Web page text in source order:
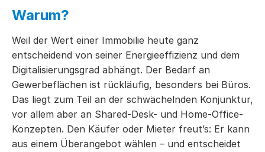
Warum?
Weil der Wert einer Immobilie heute ganz
entscheidend von seiner Energieeffizienz und dem
Digitalisierungsgrad abhängt. Der Bedarf an
Gewerbeflächen ist rückläufig, besonders bei Büros.
Das liegt zum Teil an der schwächelnden Konjunktur,
vor allem aber an Shared-Desk- und Home-Office-
Konzepten. Den Käufer oder Mieter freut’s: Er kann
aus einem Überangebot wählen – und entscheidet